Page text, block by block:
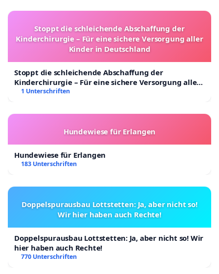
Stoppt die schleichende Abschaffung der
Kinderchirurgie – Für eine sichere Versorgung aller
Kinder in Deutschland
Stoppt die schleichende Abschaffung der
Kinderchirurgie – Für eine sichere Versorgung aller
Kinder in Deutschland
1 Unterschriften
Hundewiese für Erlangen
Hundewiese für Erlangen
183 Unterschriften
Doppelspurausbau Lottstetten: Ja, aber nicht so!
Wir hier haben auch Rechte!
Doppelspurausbau Lottstetten: Ja, aber nicht so! Wir
hier haben auch Rechte!
770 Unterschriften